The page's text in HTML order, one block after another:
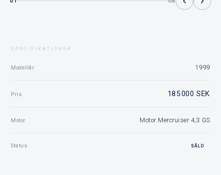
SPECIFIKATIONER
Modellår 1999
Pris 185 000 SEK
Motor Motor Mercruiser 4,3 GS
Status SÅLD